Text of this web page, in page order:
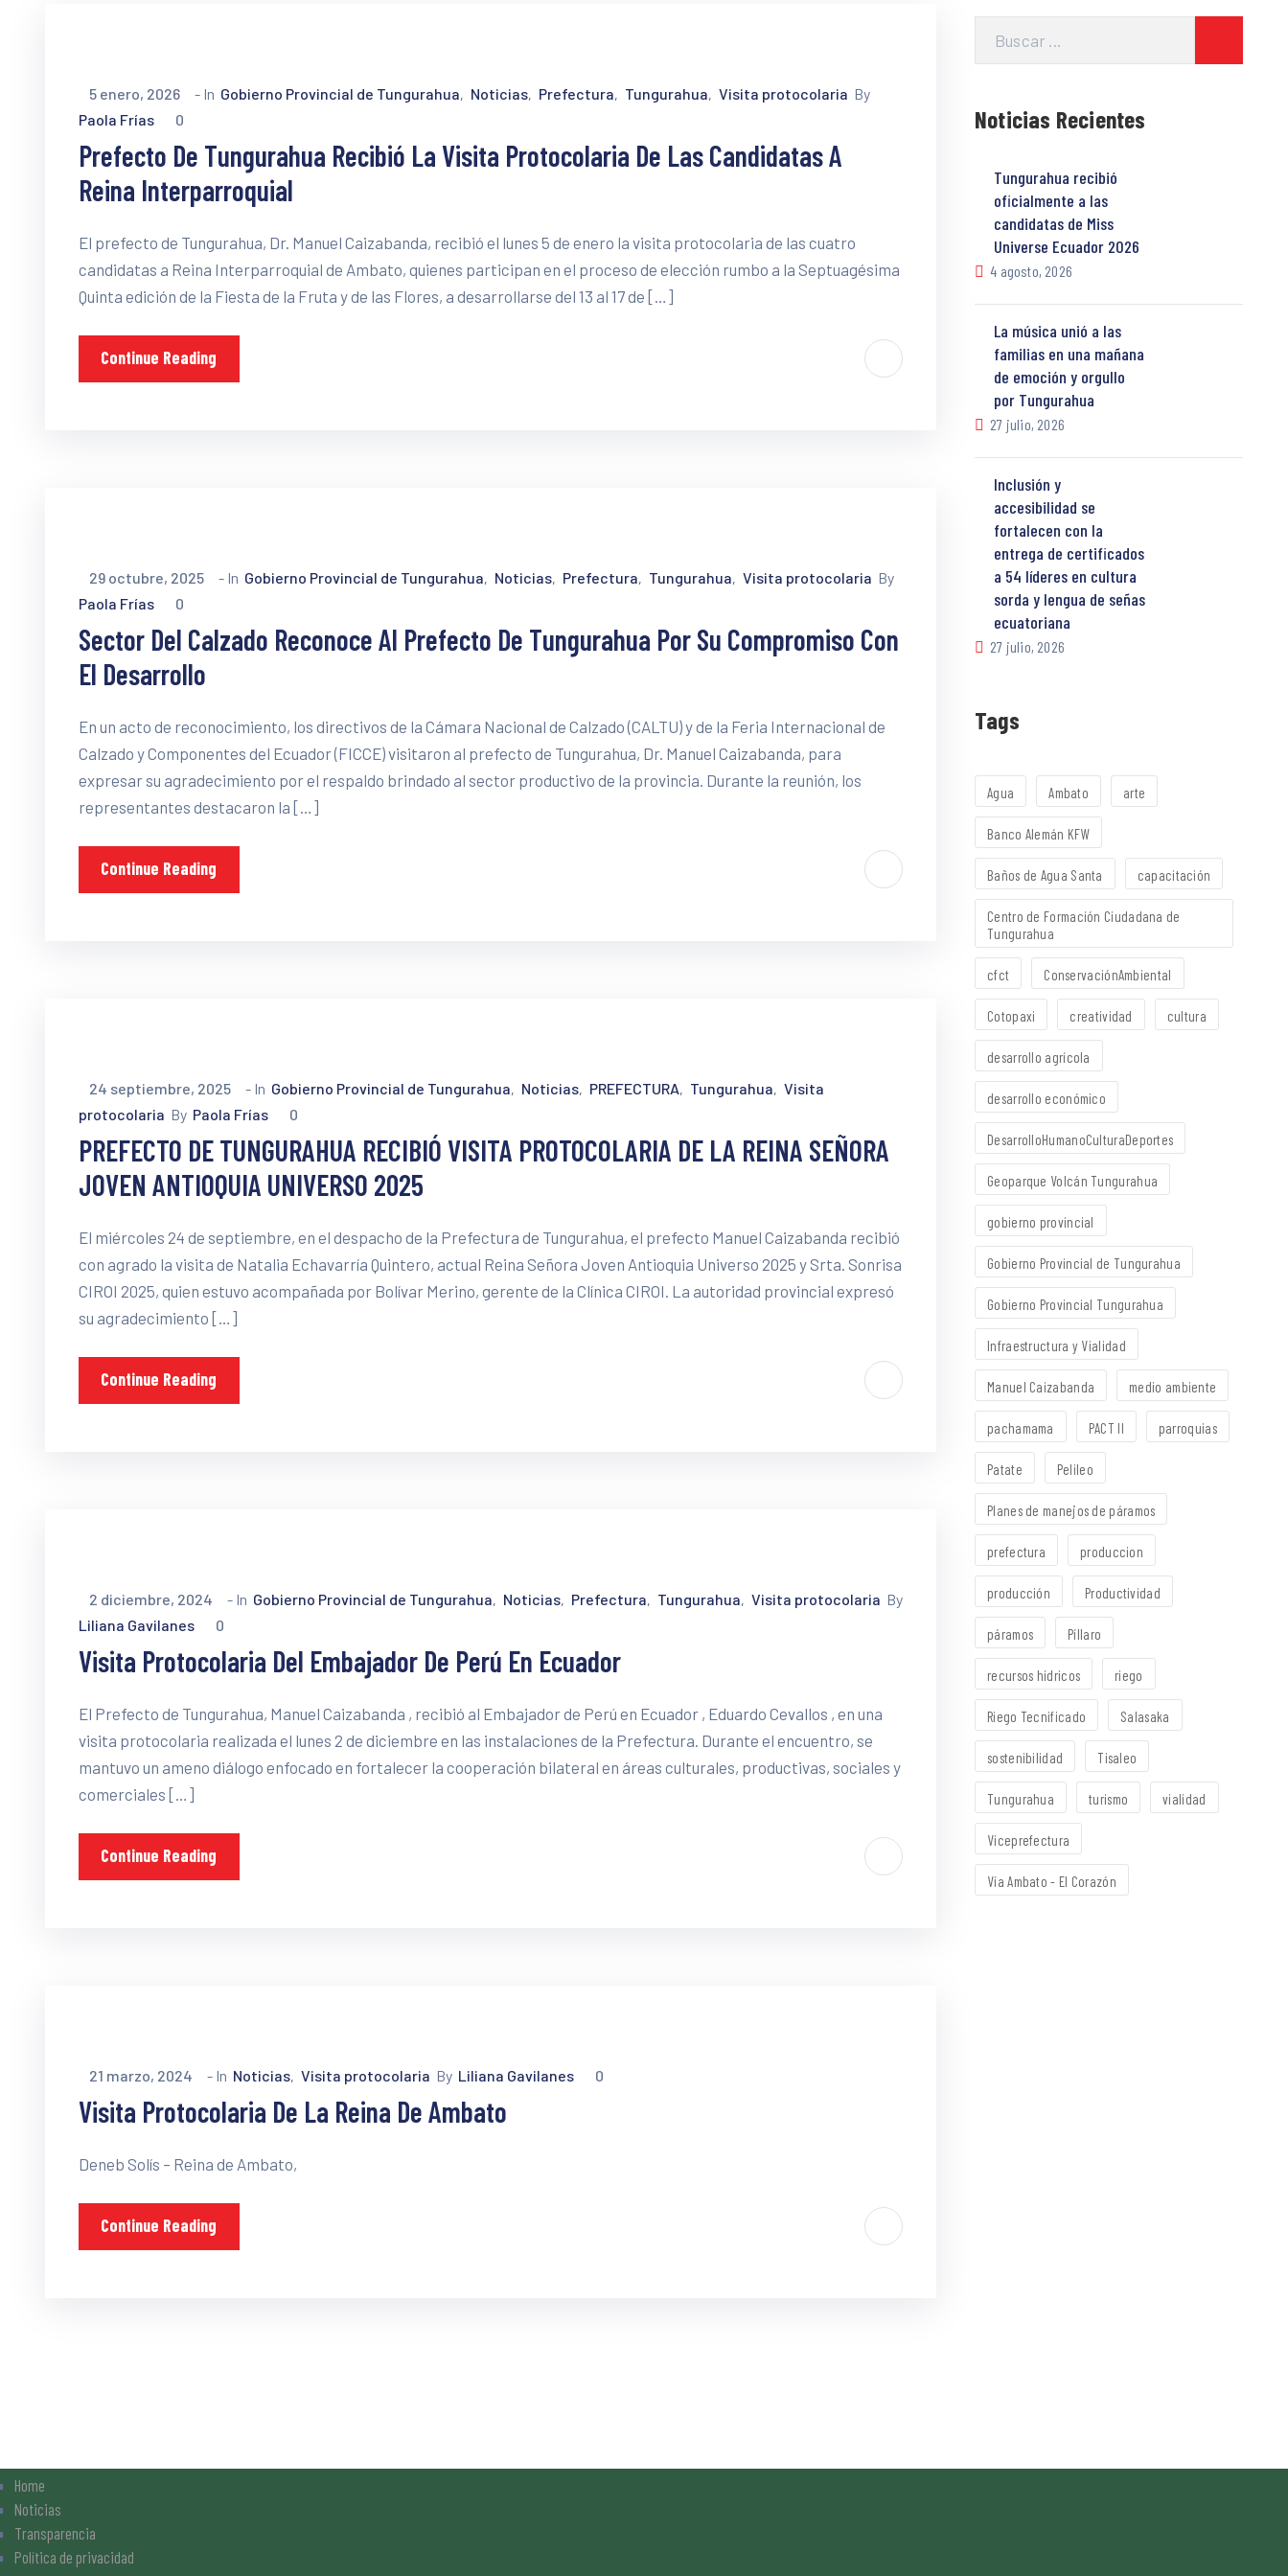
5 enero, 2026 - In Gobierno Provincial de Tungurahua‚ Noticias‚ Prefectura‚ Tungurahua‚ Visita protocolaria By
Paola Frías
0
Prefecto De Tungurahua Recibió La Visita Protocolaria De Las Candidatas A
Reina Interparroquial
El prefecto de Tungurahua, Dr. Manuel Caizabanda, recibió el lunes 5 de enero la visita protocolaria de las cuatro
candidatas a Reina Interparroquial de Ambato, quienes participan en el proceso de elección rumbo a la Septuagésima
Quinta edición de la Fiesta de la Fruta y de las Flores, a desarrollarse del 13 al 17 de […]
Continue Reading
29 octubre, 2025 - In Gobierno Provincial de Tungurahua‚ Noticias‚ Prefectura‚ Tungurahua‚ Visita protocolaria By
Paola Frías
0
Sector Del Calzado Reconoce Al Prefecto De Tungurahua Por Su Compromiso Con
El Desarrollo
En un acto de reconocimiento, los directivos de la Cámara Nacional de Calzado (CALTU) y de la Feria Internacional de
Calzado y Componentes del Ecuador (FICCE) visitaron al prefecto de Tungurahua, Dr. Manuel Caizabanda, para
expresar su agradecimiento por el respaldo brindado al sector productivo de la provincia. Durante la reunión, los
representantes destacaron la […]
Continue Reading
24 septiembre, 2025 - In Gobierno Provincial de Tungurahua‚ Noticias‚ PREFECTURA‚ Tungurahua‚ Visita
protocolaria By Paola Frías 0
PREFECTO DE TUNGURAHUA RECIBIÓ VISITA PROTOCOLARIA DE LA REINA SEÑORA
JOVEN ANTIOQUIA UNIVERSO 2025
El miércoles 24 de septiembre, en el despacho de la Prefectura de Tungurahua, el prefecto Manuel Caizabanda recibió
con agrado la visita de Natalia Echavarría Quintero, actual Reina Señora Joven Antioquia Universo 2025 y Srta. Sonrisa
CIROI 2025, quien estuvo acompañada por Bolívar Merino, gerente de la Clínica CIROI. La autoridad provincial expresó
su agradecimiento […]
Continue Reading
2 diciembre, 2024 - In Gobierno Provincial de Tungurahua‚ Noticias‚ Prefectura‚ Tungurahua‚ Visita protocolaria By
Liliana Gavilanes
0
Visita Protocolaria Del Embajador De Perú En Ecuador
El Prefecto de Tungurahua, Manuel Caizabanda , recibió al Embajador de Perú en Ecuador , Eduardo Cevallos , en una
visita protocolaria realizada el lunes 2 de diciembre en las instalaciones de la Prefectura. Durante el encuentro, se
mantuvo un ameno diálogo enfocado en fortalecer la cooperación bilateral en áreas culturales, productivas, sociales y
comerciales […]
Continue Reading
21 marzo, 2024 - In Noticias‚ Visita protocolaria By Liliana Gavilanes 0
Visita Protocolaria De La Reina De Ambato
Deneb Solís – Reina de Ambato,
Continue Reading
Noticias Recientes
Tungurahua recibió
oficialmente a las
candidatas de Miss
Universe Ecuador 2026
4 agosto, 2026
La música unió a las
familias en una mañana
de emoción y orgullo
por Tungurahua
27 julio, 2026
Inclusión y
accesibilidad se
fortalecen con la
entrega de certificados
a 54 líderes en cultura
sorda y lengua de señas
ecuatoriana
27 julio, 2026
Tags
Agua Ambato arte
Banco Alemán KFW
Baños de Agua Santa capacitación
Centro de Formación Ciudadana de
Tungurahua
cfct ConservaciónAmbiental
Cotopaxi creatividad cultura
desarrollo agrícola
desarrollo económico
DesarrolloHumanoCulturaDeportes
Geoparque Volcán Tungurahua
gobierno provincial
Gobierno Provincial de Tungurahua
Gobierno Provincial Tungurahua
Infraestructura y Vialidad
Manuel Caizabanda medio ambiente
pachamama PACT II parroquias
Patate Pelileo
Planes de manejos de páramos
prefectura produccion
producción Productividad
páramos Píllaro
recursos hídricos riego
Riego Tecnificado Salasaka
sostenibilidad Tisaleo
Tungurahua turismo vialidad
Viceprefectura
Vía Ambato - El Corazón
Home
Noticias
Transparencia
Política de privacidad